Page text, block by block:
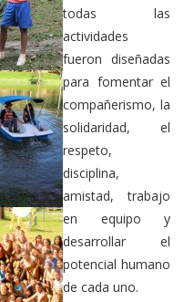
todas las
actividades
fueron diseñadas
para fomentar el
compañerismo, la
solidaridad, el
respeto,
disciplina,
amistad, trabajo
en equipo y
desarrollar el
potencial humano
de cada uno.